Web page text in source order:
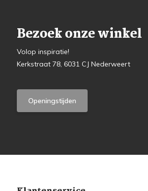
Bezoek onze winkel
Volop inspiratie!
Kerkstraat 78, 6031 CJ Nederweert
Openingstijden